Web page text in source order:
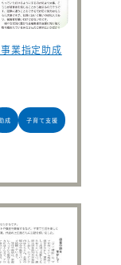
業指定助成
成 子育て支援